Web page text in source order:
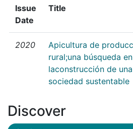
Issue
Date
Title
2020
Apicultura de
rural;una búsqueda en
laconstrucción de una
sociedad sustentable
Discover